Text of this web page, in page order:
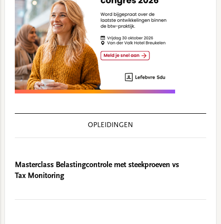
OPLEIDINGEN
Masterclass Belastingcontrole met steekproeven vs
Tax Monitoring